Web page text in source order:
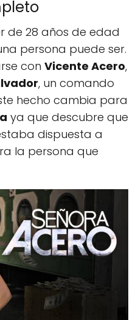
de 28 años de edad
persona puede ser.
con Vicente Acero,
, un comando
hecho cambia para
ya que descubre que
dispuesta a
la persona que